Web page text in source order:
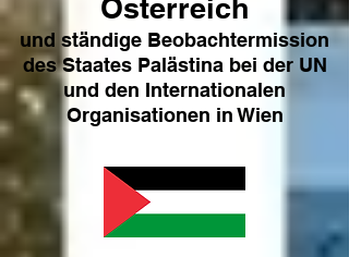
Österreich
und ständige Beobachtermission
des Staates Palästina bei der UN
und den Internationalen
Organisationen in Wien